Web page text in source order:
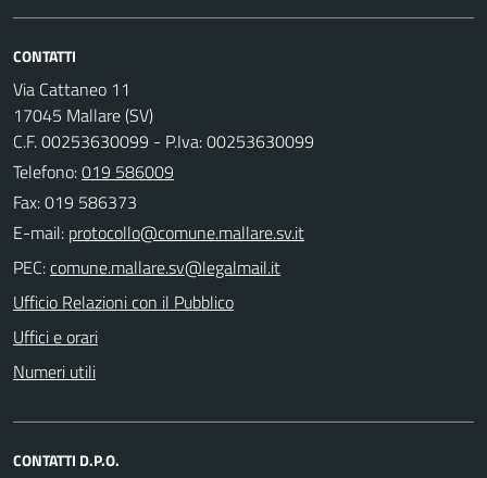
CONTATTI
Via Cattaneo 11
17045 Mallare (SV)
C.F. 00253630099 - P.Iva: 00253630099
Telefono:019 586009
Fax: 019 586373
E-mail:
PEC:
Ufficio Relazioni con il Pubblico
Uffici e orari
Numeri utili
CONTATTI D.P.O.